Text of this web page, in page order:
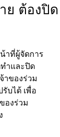
ย ต้องปิด
าที่ผู้จัดการ
ำและปิด
าของร่วม
บได้ เพื่อ
องร่วม